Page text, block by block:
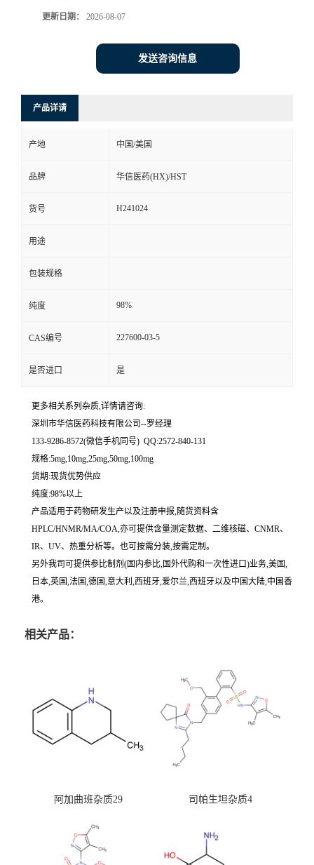
方
更新日期： 2026-08-07
发送咨询信息
产品详请
产地 中国/美国
品牌 华信医药(HX)/HST
货号 H241024
用途
包装规格
纯度 98%
CAS编号 227600-03-5
是否进口 是
更多相关系列杂质,详情请咨询:
深圳市华信医药科技有限公司--罗经理
133-9286-8572(微信手机同号) QQ:2572-840-131
规格:5mg,10mg,25mg,50mg,100mg
货期:现货优势供应
纯度:98%以上
产品适用于药物研发生产以及注册申报,随货资料含
HPLC/HNMR/MA/COA,亦可提供含量测定数据、二维核磁、CNMR、
IR、UV、热重分析等。也可按需分装,按需定制。
另外我司可提供参比制剂(国内参比,国外代购和一次性进口)业务,美国,
日本,英国,法国,德国,意大利,西班牙,爱尔兰,西班牙以及中国大陆,中国香
港。
相关产品：
阿加曲班杂质29 司帕生坦杂质4